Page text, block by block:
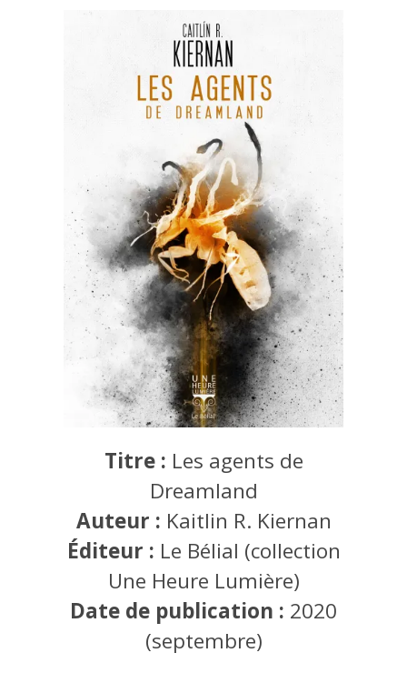
Titre : Les agents de
Dreamland
Auteur : Kaitlin R. Kiernan
Éditeur : Le Bélial (collection
Une Heure Lumière)
Date de publication : 2020
(septembre)